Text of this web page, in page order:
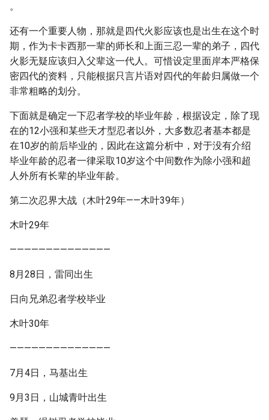
。
还有一个重要人物，那就是四代火影应该也是出生在这个时
期，作为卡卡西那一辈的师长和上面三忍一辈的弟子，四代
火影无疑应该归入父辈这一代人。可惜设定里面岸本严格保
密四代的资料，只能根据只言片语对四代的年龄归属做一个
非常粗略的划分。
下面就是确定一下忍者学校的毕业年龄，根据设定，除了现
在的12小强和某些天才型忍者以外，大多数忍者基本都是
在10岁的前后毕业的，因此在这篇分析中，对于没有介绍
毕业年龄的忍者一律采取10岁这个中间数作为除小强和超
人外所有长辈的毕业年龄。
第二次忍界大战（木叶29年——木叶39年）
木叶29年
——————————————
8月28日，雷同出生
日向兄弟忍者学校毕业
木叶30年
——————————————
7月4日，马基出生
9月3日，山城青叶出生